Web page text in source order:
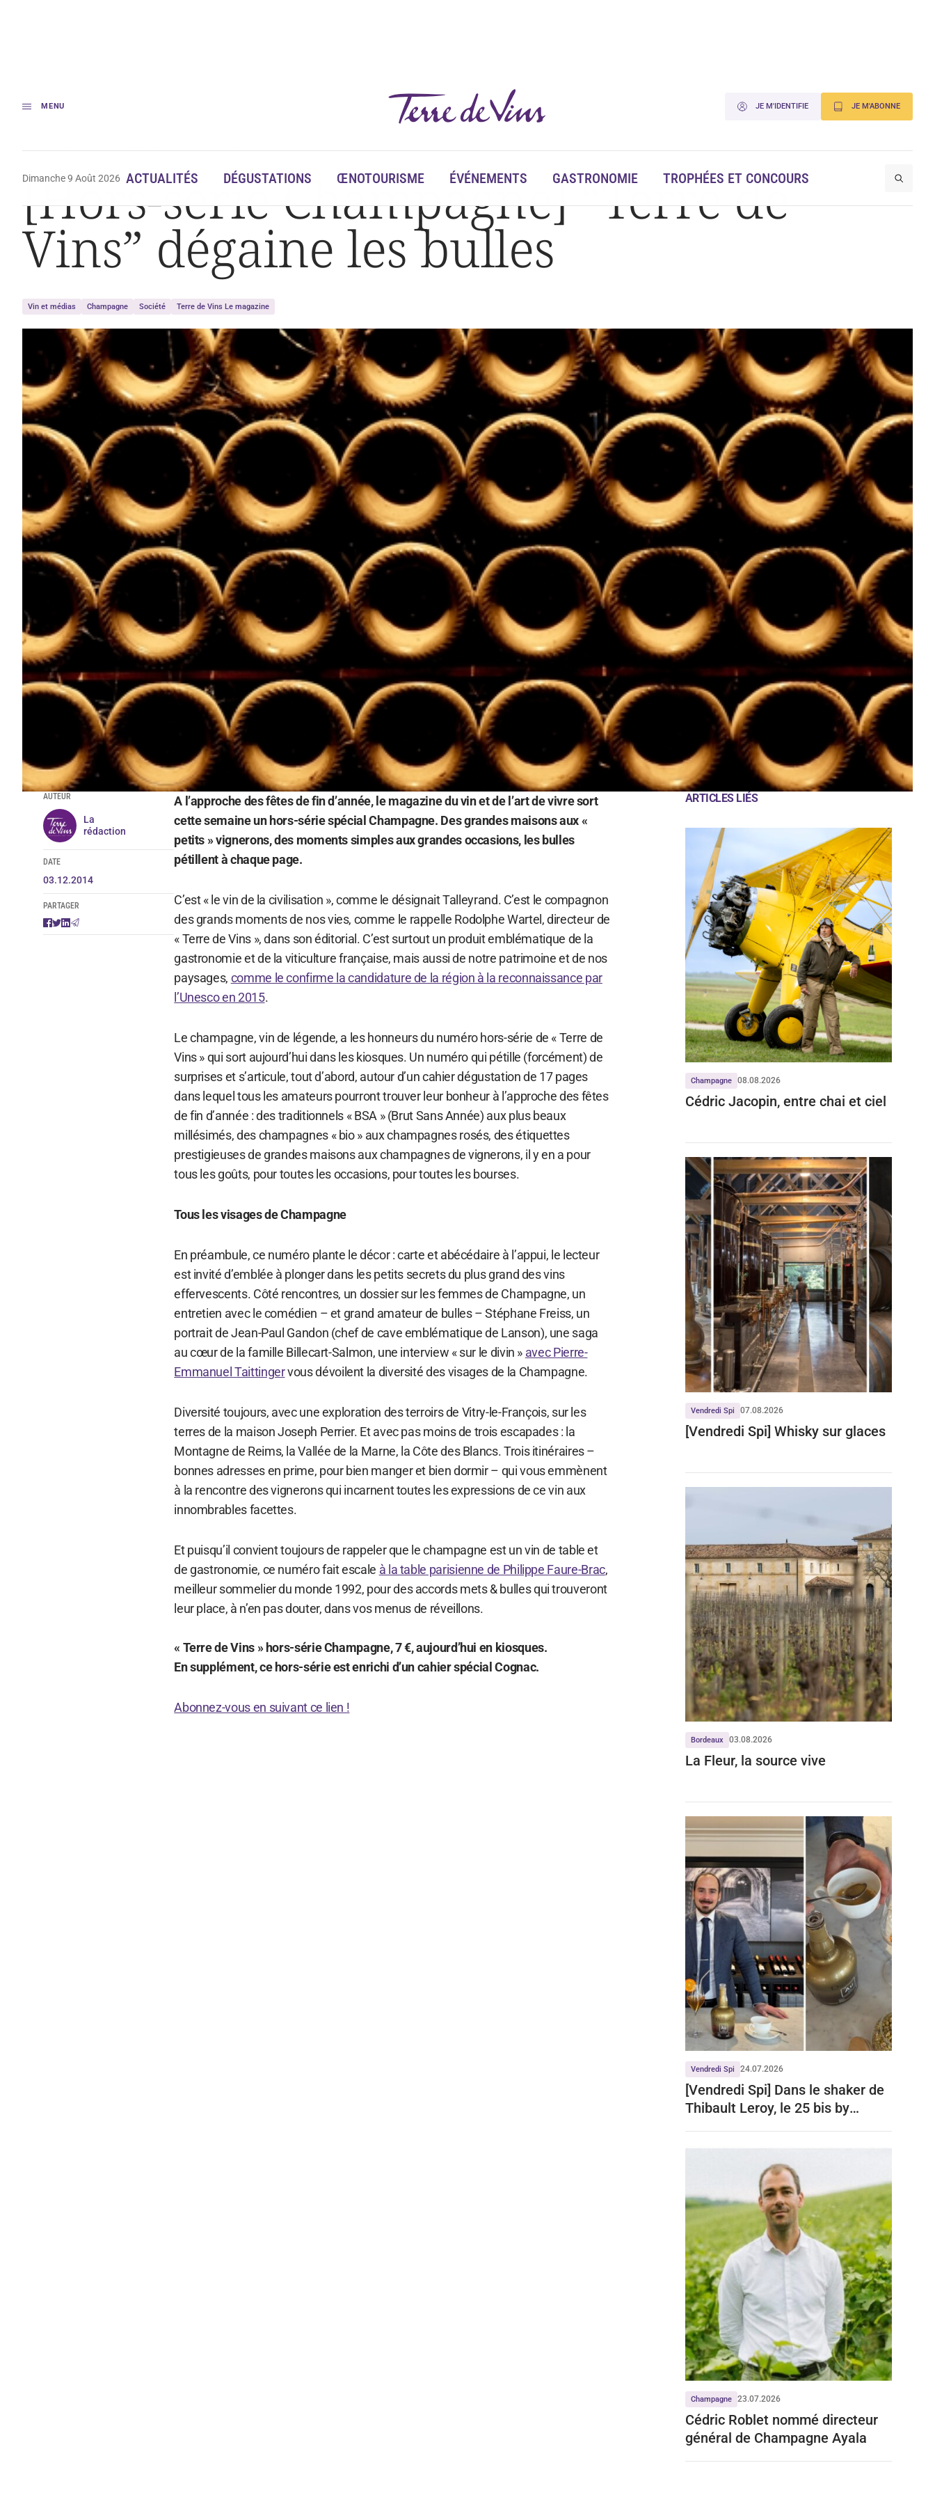
MENU JE M'IDENTIFIE JE M'ABONNE
Dimanche 9 Août 2026 ACTUALITÉS DÉGUSTATIONS ŒNOTOURISME ÉVÉNEMENTS GASTRONOMIE TROPHÉES ET CONCOURS
Accueil [Hors-série Champagne] « Terre de Vins » dégaine les bulles
[Hors-série Champagne] “Terre de
Vins” dégaine les bulles
Vin et médias Champagne Société Terre de Vins Le magazine
AUTEUR
La
rédaction
DATE
03.12.2014
PARTAGER
A l’approche des fêtes de fin d’année, le magazine du vin et de l’art de vivre sort
cette semaine un hors-série spécial Champagne. Des grandes maisons aux «
petits » vignerons, des moments simples aux grandes occasions, les bulles
pétillent à chaque page.
C’est « le vin de la civilisation », comme le désignait Talleyrand. C’est le compagnon
des grands moments de nos vies, comme le rappelle Rodolphe Wartel, directeur de
« Terre de Vins », dans son éditorial. C’est surtout un produit emblématique de la
gastronomie et de la viticulture française, mais aussi de notre patrimoine et de nos
paysages, comme le confirme la candidature de la région à la reconnaissance par
l’Unesco en 2015.
Le champagne, vin de légende, a les honneurs du numéro hors-série de « Terre de
Vins » qui sort aujourd’hui dans les kiosques. Un numéro qui pétille (forcément) de
surprises et s’articule, tout d’abord, autour d’un cahier dégustation de 17 pages
dans lequel tous les amateurs pourront trouver leur bonheur à l’approche des fêtes
de fin d’année : des traditionnels « BSA » (Brut Sans Année) aux plus beaux
millésimés, des champagnes « bio » aux champagnes rosés, des étiquettes
prestigieuses de grandes maisons aux champagnes de vignerons, il y en a pour
tous les goûts, pour toutes les occasions, pour toutes les bourses.
Tous les visages de Champagne
En préambule, ce numéro plante le décor : carte et abécédaire à l’appui, le lecteur
est invité d’emblée à plonger dans les petits secrets du plus grand des vins
effervescents. Côté rencontres, un dossier sur les femmes de Champagne, un
entretien avec le comédien – et grand amateur de bulles – Stéphane Freiss, un
portrait de Jean-Paul Gandon (chef de cave emblématique de Lanson), une saga
au cœur de la famille Billecart-Salmon, une interview « sur le divin » avec Pierre-
Emmanuel Taittingervous dévoilent la diversité des visages de la Champagne.
Diversité toujours, avec une exploration des terroirs de Vitry-le-François, sur les
terres de la maison Joseph Perrier. Et avec pas moins de trois escapades : la
Montagne de Reims, la Vallée de la Marne, la Côte des Blancs. Trois itinéraires –
bonnes adresses en prime, pour bien manger et bien dormir – qui vous emmènent
à la rencontre des vignerons qui incarnent toutes les expressions de ce vin aux
innombrables facettes.
Et puisqu’il convient toujours de rappeler que le champagne est un vin de table et
de gastronomie, ce numéro fait escale à la table parisienne de Philippe Faure-Brac,
meilleur sommelier du monde 1992, pour des accords mets & bulles qui trouveront
leur place, à n’en pas douter, dans vos menus de réveillons.
« Terre de Vins » hors-série Champagne, 7 €, aujourd’hui en kiosques.
En supplément, ce hors-série est enrichi d’un cahier spécial Cognac.
Abonnez-vous en suivant ce lien !
ARTICLES LIÉS
Champagne 08.08.2026
Cédric Jacopin, entre chai et ciel
Vendredi Spi 07.08.2026
[Vendredi Spi] Whisky sur glaces
Bordeaux 03.08.2026
La Fleur, la source vive
Vendredi Spi 24.07.2026
[Vendredi Spi] Dans le shaker de
Thibault Leroy, le 25 bis by
Champagne 23.07.2026
Cédric Roblet nommé directeur
général de Champagne Ayala